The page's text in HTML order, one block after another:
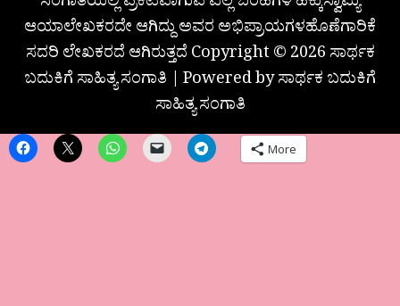
ಆಯಾಲೇಖಕರದೇ ಆಗಿದ್ದು ಅವರ ಅಭಿಪ್ರಾಯಗಳಹೊಣೆಗಾರಿಕೆ
ಸದರಿ ಲೇಖಕರದೆ ಆಗಿರುತ್ತದೆ Copyright © 2026 ಸಾರ್ಥಕ
ಬದುಕಿಗೆ ಸಾಹಿತ್ಯ ಸಂಗಾತಿ | Powered by ಸಾರ್ಥಕ ಬದುಕಿಗೆ
ಸಾಹಿತ್ಯ ಸಂಗಾತಿ
More